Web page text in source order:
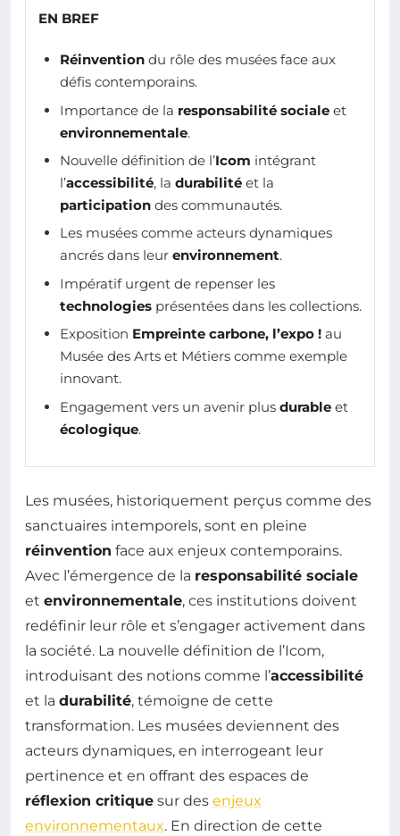
EN BREF
Réinvention du rôle des musées face aux
défis contemporains.
Importance de la responsabilité sociale et
environnementale.
Nouvelle définition de l’Icom intégrant
l’accessibilité, la durabilité et la
participation des communautés.
Les musées comme acteurs dynamiques
ancrés dans leur environnement.
Impératif urgent de repenser les
technologies présentées dans les collections.
Exposition Empreinte carbone, l’expo ! au
Musée des Arts et Métiers comme exemple
innovant.
Engagement vers un avenir plus durable et
écologique.
Les musées, historiquement perçus comme des
sanctuaires intemporels, sont en pleine
réinvention face aux enjeux contemporains.
Avec l’émergence de la responsabilité sociale
et environnementale, ces institutions doivent
redéfinir leur rôle et s’engager activement dans
la société. La nouvelle définition de l’Icom,
introduisant des notions comme l’accessibilité
et la durabilité, témoigne de cette
transformation. Les musées deviennent des
acteurs dynamiques, en interrogeant leur
pertinence et en offrant des espaces de
réflexion critique sur des enjeux
environnementaux. En direction de cette